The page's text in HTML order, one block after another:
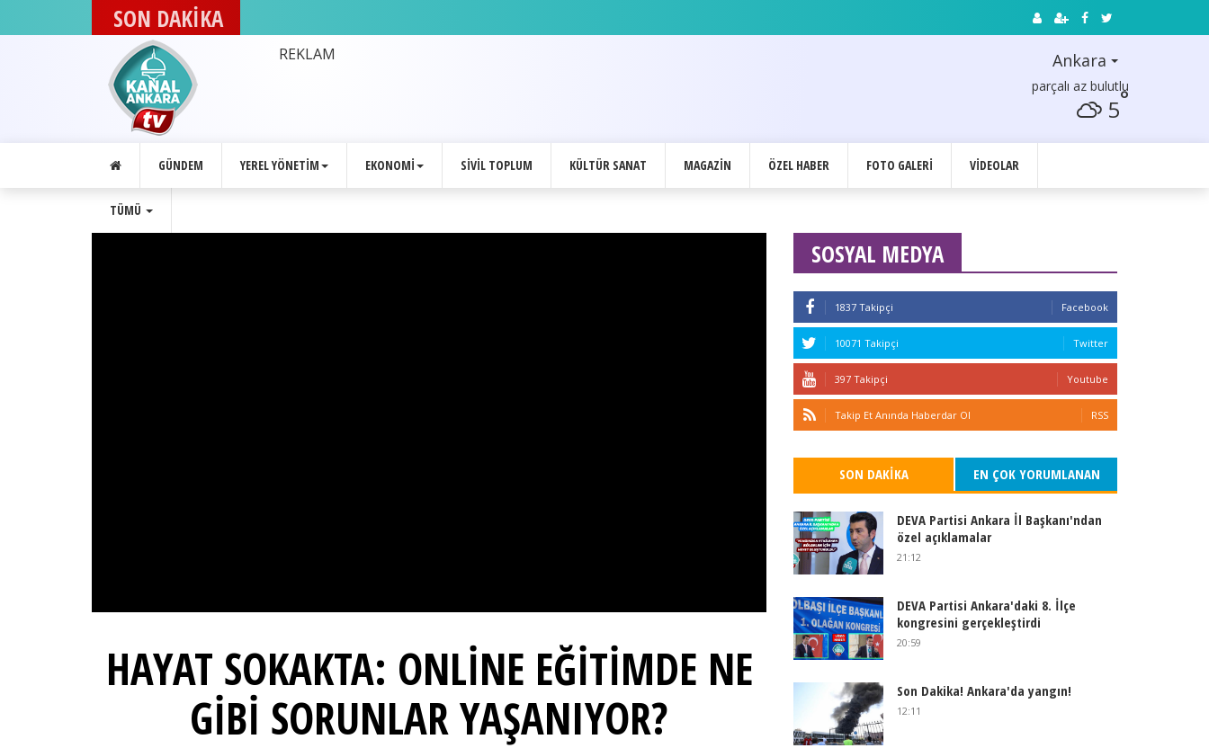
SON DAKİKA
REKLAM Ankara
parçalı az bulutlu
5°
GÜNDEM YEREL YÖNETIM EKONOMI SIVIL TOPLUM KÜLTÜR SANAT MAGAZIN ÖZEL HABER FOTO GALERI VIDEOLAR
TÜMÜ
HAYAT SOKAKTA: ONLİNE EĞİTİMDE NE
GİBİ SORUNLAR YAŞANIYOR?
SOSYAL MEDYA
1837 Takipçi Facebook
10071 Takipçi Twitter
397 Takipçi Youtube
Takip Et Anında Haberdar Ol RSS
SON DAKIKA EN ÇOK YORUMLANAN
DEVA Partisi Ankara İl Başkanı'ndan
özel açıklamalar
21:12
DEVA Partisi Ankara'daki 8. İlçe
kongresini gerçekleştirdi
20:59
Son Dakika! Ankara'da yangın!
12:11